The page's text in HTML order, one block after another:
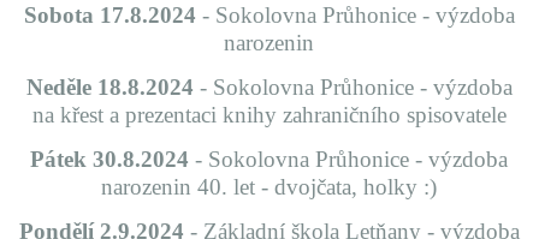
Sobota 17.8.2024 - Sokolovna Průhonice - výzdoba
narozenin
Neděle 18.8.2024 - Sokolovna Průhonice - výzdoba
na křest a prezentaci knihy zahraničního spisovatele
Pátek 30.8.2024 - Sokolovna Průhonice - výzdoba
narozenin 40. let - dvojčata, holky :)
Pondělí 2.9.2024 - Základní škola Letňany - výzdoba